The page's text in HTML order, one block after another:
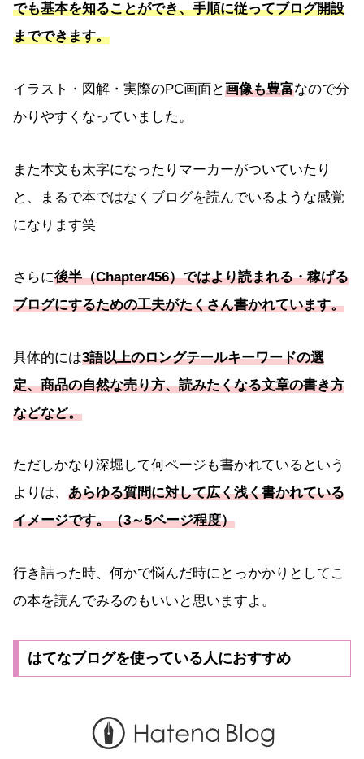
でも基本を知ることができ、手順に従ってブログ開設
までできます。
イラスト・図解・実際のPC画面と画像も豊富なので分
かりやすくなっていました。
また本文も太字になったりマーカーがついていたり
と、まるで本ではなくブログを読んでいるような感覚
になります笑
さらに後半（Chapter456）ではより読まれる・稼げる
ブログにするための工夫がたくさん書かれています。
具体的には3語以上のロングテールキーワードの選
定、商品の自然な売り方、読みたくなる文章の書き方
などなど。
ただしかなり深堀して何ページも書かれているという
よりは、 あらゆる質問に対して広く浅く書かれている
イメージです。（3～5ページ程度）
行き詰った時、何かで悩んだ時にとっかかりとしてこ
の本を読んでみるのもいいと思いますよ。
はてなブログを使っている人におすすめ